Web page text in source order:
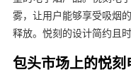
雾，让用户能够享受吸烟
释放。悦刻的设计简约且
包头市场上的悦刻